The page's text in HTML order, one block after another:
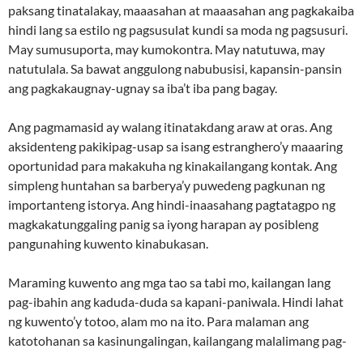
paksang tinatalakay, maaasahan at maaasahan ang pagkakaiba
hindi lang sa estilo ng pagsusulat kundi sa moda ng pagsusuri.
May sumusuporta, may kumokontra. May natutuwa, may
natutulala. Sa bawat anggulong nabubusisi, kapansin-pansin
ang pagkakaugnay-ugnay sa iba’t iba pang bagay.
Ang pagmamasid ay walang itinatakdang araw at oras. Ang
aksidenteng pakikipag-usap sa isang estranghero’y maaaring
oportunidad para makakuha ng kinakailangang kontak. Ang
simpleng huntahan sa barberya’y puwedeng pagkunan ng
importanteng istorya. Ang hindi-inaasahang pagtatagpo ng
magkakatunggaling panig sa iyong harapan ay posibleng
pangunahing kuwento kinabukasan.
Maraming kuwento ang mga tao sa tabi mo, kailangan lang
pag-ibahin ang kaduda-duda sa kapani-paniwala. Hindi lahat
ng kuwento’y totoo, alam mo na ito. Para malaman ang
katotohanan sa kasinungalingan, kailangang malalimang pag-